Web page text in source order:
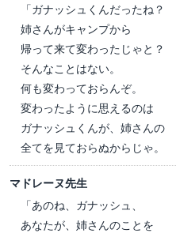
「ガナッシュくんだったね？
姉さんがキャンプから
帰って来て変わったじゃと？
そんなことはない。
何も変わっておらんぞ。
変わったように思えるのは
ガナッシュくんが、姉さんの
全てを見ておらぬからじゃ。
マドレーヌ先生
「あのね、ガナッシュ、
あなたが、姉さんのことを